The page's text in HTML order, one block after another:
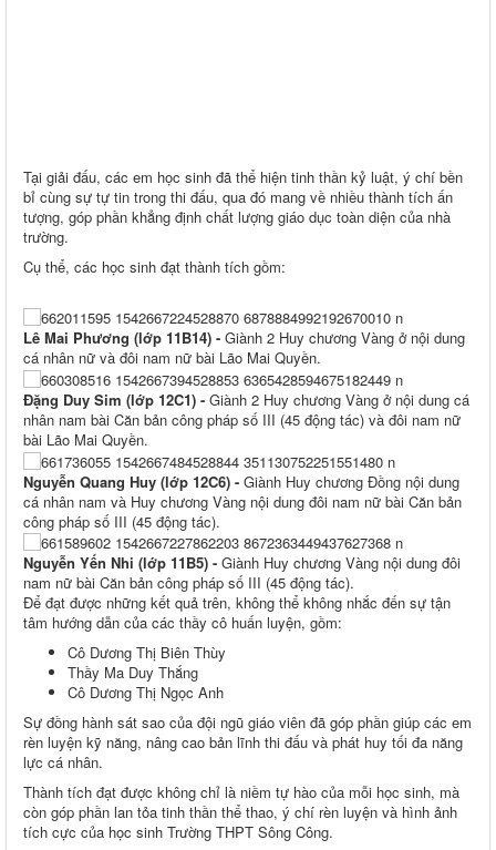
Tại giải đấu, các em học sinh đã thể hiện tinh thần kỷ luật, ý chí bền
bỉ cùng sự tự tin trong thi đấu, qua đó mang về nhiều thành tích ấn
tượng, góp phần khẳng định chất lượng giáo dục toàn diện của nhà
trường.
Cụ thể, các học sinh đạt thành tích gồm:
Lê Mai Phương (lớp 11B14) - Giành 2 Huy chương Vàng ở nội dung
cá nhân nữ và đôi nam nữ bài Lão Mai Quyền.
Đặng Duy Sim (lớp 12C1) - Giành 2 Huy chương Vàng ở nội dung cá
nhân nam bài Căn bản công pháp số III (45 động tác) và đôi nam nữ
bài Lão Mai Quyền.
Nguyễn Quang Huy (lớp 12C6) - Giành Huy chương Đồng nội dung
cá nhân nam và Huy chương Vàng nội dung đôi nam nữ bài Căn bản
công pháp số III (45 động tác).
Nguyễn Yến Nhi (lớp 11B5) - Giành Huy chương Vàng nội dung đôi
nam nữ bài Căn bản công pháp số III (45 động tác).
Để đạt được những kết quả trên, không thể không nhắc đến sự tận
tâm hướng dẫn của các thầy cô huấn luyện, gồm:
Cô Dương Thị Biên Thùy
Thầy Ma Duy Thắng
Cô Dương Thị Ngọc Anh
Sự đồng hành sát sao của đội ngũ giáo viên đã góp phần giúp các em
rèn luyện kỹ năng, nâng cao bản lĩnh thi đấu và phát huy tối đa năng
lực cá nhân.
Thành tích đạt được không chỉ là niềm tự hào của mỗi học sinh, mà
còn góp phần lan tỏa tinh thần thể thao, ý chí rèn luyện và hình ảnh
tích cực của học sinh Trường THPT Sông Công.